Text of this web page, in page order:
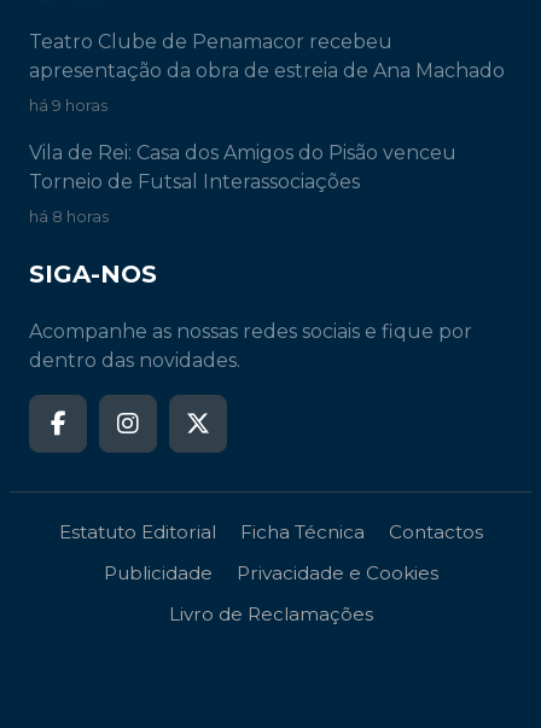
Teatro Clube de Penamacor recebeu
apresentação da obra de estreia de Ana Machado
há 9 horas
Vila de Rei: Casa dos Amigos do Pisão venceu
Torneio de Futsal Interassociações
há 8 horas
SIGA-NOS
Acompanhe as nossas redes sociais e fique por
dentro das novidades.
Estatuto Editorial Ficha Técnica
Contactos
Publicidade
Privacidade e Cookies
Livro de Reclamações